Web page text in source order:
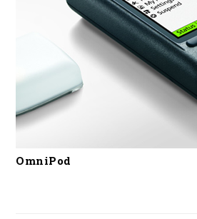
OmniPod